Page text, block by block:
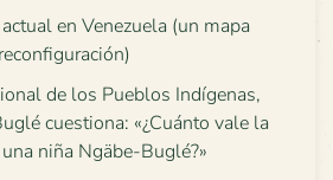
en Venezuela (un mapa
de los Pueblos Indígenas,
cuestiona: «¿Cuánto vale la
niña Ngäbe-Buglé?»